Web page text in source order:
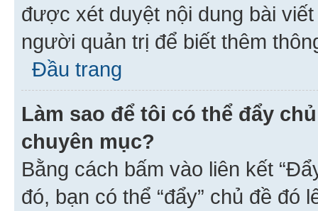
được xét duyệt nội dung bài
người quản trị để biết thêm
Đầu trang
Làm sao để tôi có thể đẩy
chuyên mục?
Bằng cách bấm vào liên kết
đó, bạn có thể “đẩy” chủ đề đó